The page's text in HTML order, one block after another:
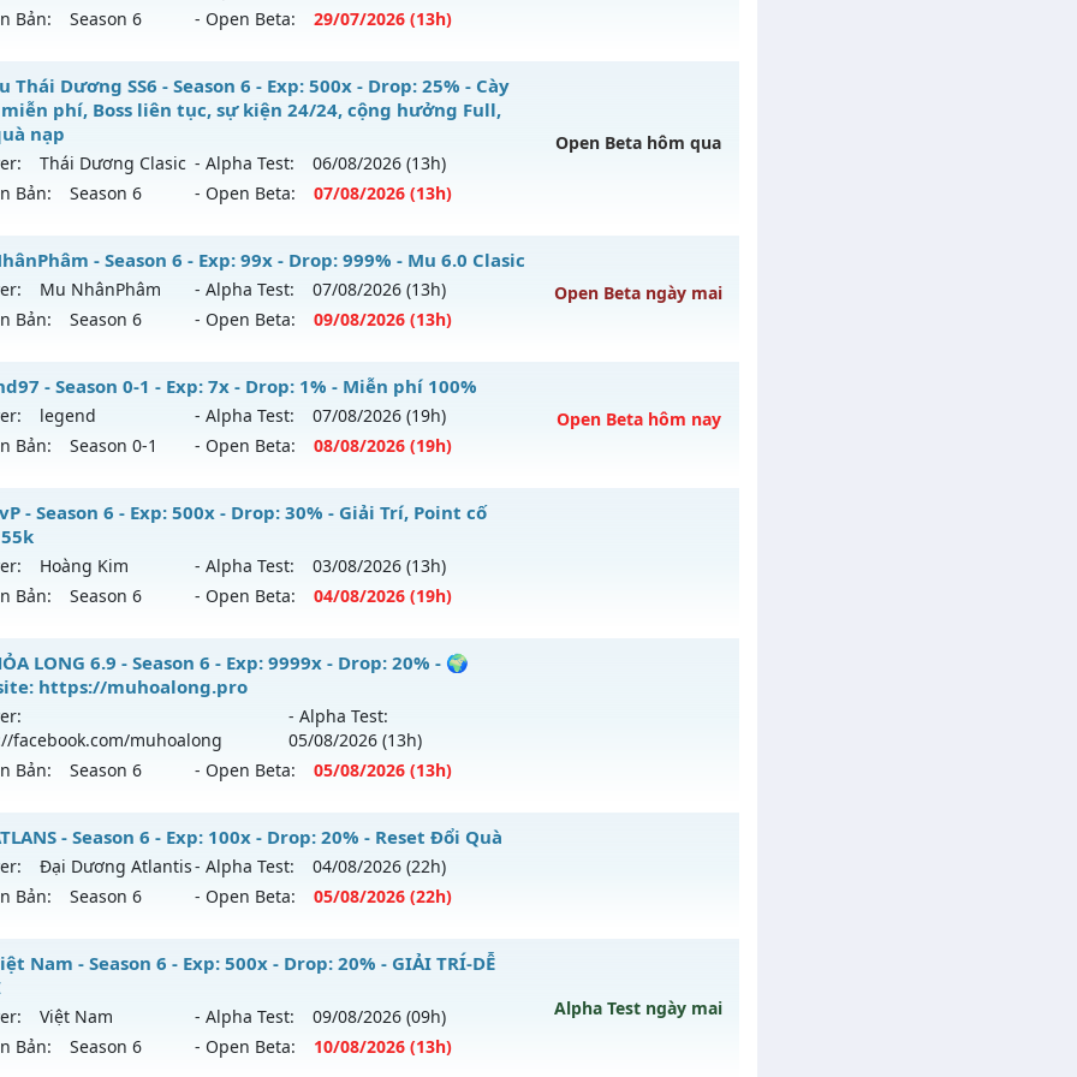
VIP SHIELD
500x - Drop: 20%
loại: Mu Nguyên bản Webzen
Antihack
Bản:
Season 6 - Open Beta: 29/07/2026 (13h)
SÀI GÒN__ - LÂU DÀI, CHƠI LÀ NGHIỀN
mới ra tháng 07 2026 - Mở máy chủ
QUẬN 6
vào 13h ngày 29/07/2626
200x - Drop: 20%
loại: Mu Nguyên bản Webzen
AntiShark
Thái Dương SS6 - Season 6 - Exp: 500x - Drop: 25% - Cày
phí, Boss liên tục, sự kiện 24/24, cộng hưởng Full,
nạp
Thái Dương Clasic - Alpha Test: 06/08/2026 (13h)
Bản:
Season 6 - Open Beta: 07/08/2026 (13h)
Open Beta hôm qua
Thái Dương SS6 - Cày cuốc miễn phí, Boss liên tục, sự kiện 24/24, cộng hưởng
quà nạp
ra tháng 08 2026 - Mở máy chủ Thái Dương Clasic
Reset In Game
Mu Nguyên bản Webzen
- Season 6 - Exp: 99x - Drop: 999% - Mu 6.0 Clasic
Mu NhânPhâm - Alpha Test: 07/08/2026 (13h)
Bản:
Season 6 - Open Beta: 09/08/2026 (13h)
Open Beta ngày mai
NhânPhâm - Mu 6.0 Clasic
mới ra tháng 08 2026 - Mở máy chủMu NhânPhâm
vào 13h ngày 09/08/2626
reset: Reset In Game
loại: Mu Nguyên bản Webzen
goldshield💥
- Season 0-1 - Exp: 7x - Drop: 1% - Miễn phí 100%
legend - Alpha Test: 07/08/2026 (19h)
Bản:
Season 0-1 - Open Beta: 08/08/2026 (19h)
Open Beta hôm nay
- Miễn phí 100%
mới ra tháng 08 2026 - Mở máy chủlegend vào 19h ngày 08/08/2626
7x - Drop: 1%
loại: Mu Nguyên bản Webzen
Bandicam Hack 100%
- Season 6 - Exp: 500x - Drop: 30% - Giải Trí, Point cố
Hoàng Kim - Alpha Test: 03/08/2026 (13h)
Bản:
Season 6 - Open Beta: 04/08/2026 (19h)
PvP - Giải Trí, Point cố định 55k
mới ra tháng 08 2026 - Mở máy chủ
Hoàng Kim
500x - Drop: 30%
loại: Mu Nguyên bản Webzen
Anti Vip bắt hack tuyệt đối
LONG 6.9 - Season 6 - Exp: 9999x - Drop: 20% - 🌍
https://muhoalong.pro
facebook.com/muhoalong
- Alpha Test:
05/08/2026 (13h)
Bản:
Season 6 - Open Beta: 05/08/2026 (13h)
LONG 6.9 - 🌍 Website: https://muhoalong.pro
ra tháng 08 2026 - Mở máy chủ https://facebook.com/muhoalong
08/2626
Non Reset
Mu Nguyên bản Webzen
- Season 6 - Exp: 100x - Drop: 20% - Reset Đổi Quà
Đại Dương Atlantis- Alpha Test: 04/08/2026 (22h)
Bản:
Season 6 - Open Beta: 05/08/2026 (22h)
ATLANS - Reset Đổi Quà
mới ra tháng 08 2026 - Mở máy chủĐại Dương Atlantis
vào 22h ngày
2626
Nam - Season 6 - Exp: 500x - Drop: 20% - GIẢI TRÍ-DỄ
Việt Nam - Alpha Test: 09/08/2026 (09h)
Bản:
Season 6 - Open Beta: 10/08/2026 (13h)
Alpha Test ngày mai